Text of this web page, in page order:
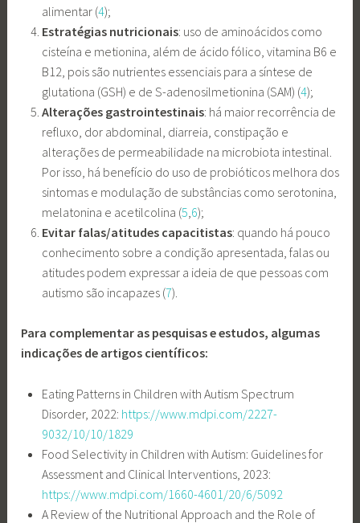
alimentar (4);
Estratégias nutricionais: uso de aminoácidos como
cisteína e metionina, além de ácido fólico, vitamina B6 e
B12, pois são nutrientes essenciais para a síntese de
glutationa (GSH) e de S-adenosilmetionina (SAM) (4);
Alterações gastrointestinais: há maior recorrência de
refluxo, dor abdominal, diarreia, constipação e
alterações de permeabilidade na microbiota intestinal.
Por isso, há benefício do uso de probióticos melhora dos
sintomas e modulação de substâncias como serotonina,
melatonina e acetilcolina (5 6);
Evitar falas/atitudes capacitistas: quando há pouco
conhecimento sobre a condição apresentada, falas ou
atitudes podem expressar a ideia de que pessoas com
autismo são incapazes (7).
Para complementar as pesquisas e estudos, algumas
indicações de artigos científicos:
Eating Patterns in Children with Autism Spectrum
Disorder, 2022: https://www.mdpi.com/2227-
9032/10/10/1829
Food Selectivity in Children with Autism: Guidelines for
Assessment and Clinical Interventions, 2023:
https://www.mdpi.com/1660-4601/20/6/5092
A Review of the Nutritional Approach and the Role of